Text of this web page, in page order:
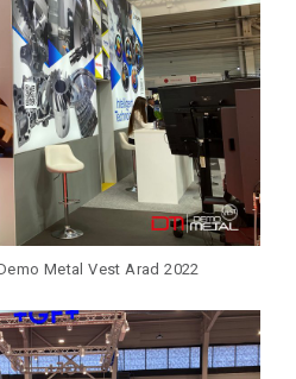
Metal Vest Arad 2022